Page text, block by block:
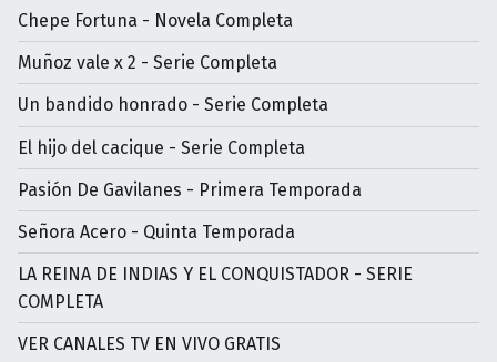
Chepe Fortuna - Novela Completa
Muñoz vale x 2 - Serie Completa
Un bandido honrado - Serie Completa
El hijo del cacique - Serie Completa
Pasión De Gavilanes - Primera Temporada
Señora Acero - Quinta Temporada
LA REINA DE INDIAS Y EL CONQUISTADOR - SERIE
COMPLETA
VER CANALES TV EN VIVO GRATIS